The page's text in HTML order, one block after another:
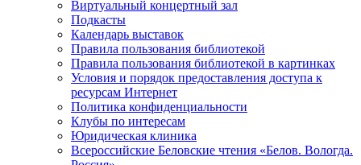
Виртуальный концертный зал
Подкасты
Календарь выставок
Правила пользования библиотекой
Правила пользования библиотекой в картинках
Условия и порядок предоставления доступа к
ресурсам Интернет
Политика конфиденциальности
Клубы по интересам
Юридическая клиника
Всероссийские Беловские чтения «Белов. Вологда.